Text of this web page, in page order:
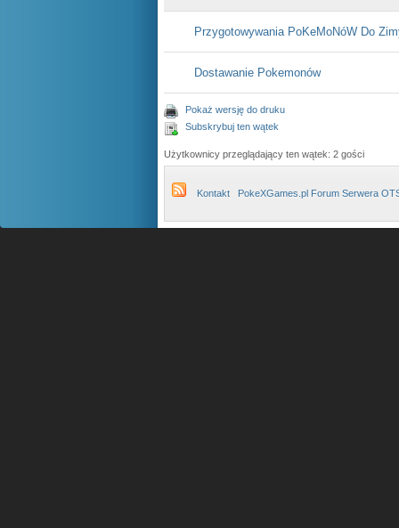
Przygotowywania PoKeMoNóW Do
Dostawanie Pokemonów
Pokaż wersję do druku
Subskrybuj ten wątek
Użytkownicy przeglądający ten wątek: 2 gości
Kontakt PokeXGames.pl Forum Serwera